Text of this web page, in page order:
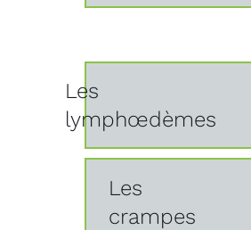
Les
lymphœdèmes
Les
crampes